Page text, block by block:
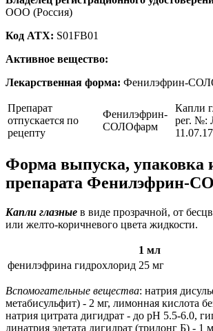
ООО (Россия)
Код ATX: S01FB01
Активное вещество:
Лекарственная форма: Фенилэфрин-
Препарат
отпускается по
рецепту
Фенилэфрин-
СОЛОфарм
Капли
рег. №:
11.07.17
Форма выпуска, упаковка
препарата Фенилэфрин-
Капли глазные в виде прозрачной, от
или желто-коричневого цвета жидкости.
1 мл
фенилэфрина гидрохлорид 25 мг
Вспомогательные вещества: натрия
метабисульфит) - 2 мг, лимонная кислота
натрия цитрата дигидрат - до рН 5.5-6.0,
динатрия эдетата дигидрат (трилонг Б) - 1